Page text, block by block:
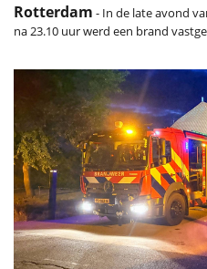
Rotterdam - In de late avond
na 23.10 uur werd een brand